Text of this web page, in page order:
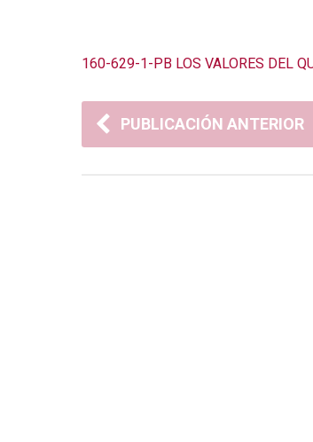
160-629-1-PB LOS VALORES DEL
PUBLICACIÓN ANTERIOR